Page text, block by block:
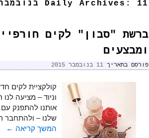
Daily Archives: 11 בנובמבר 2015
ברשת "סבון" לקים
ומבצעים
פורסם בתאריך 11 בנובמבר 2015
קולקציית לקים
אותנו להתפנק עם
שלנו – ולהתחבר
המשך קריאה ←